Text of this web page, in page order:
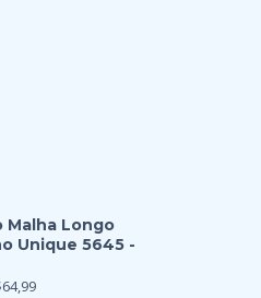
Malha Longo
Unique 5645 -
64,99